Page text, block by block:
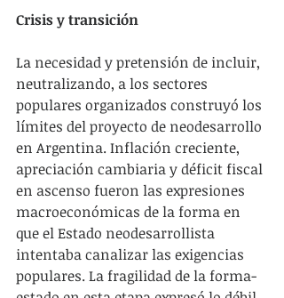
Crisis y transición
La necesidad y pretensión de incluir,
neutralizando, a los sectores
populares organizados construyó los
límites del proyecto de neodesarrollo
en Argentina. Inflación creciente,
apreciación cambiaria y déficit fiscal
en ascenso fueron las expresiones
macroeconómicas de la forma en
que el Estado neodesarrollista
intentaba canalizar las exigencias
populares. La fragilidad de la forma-